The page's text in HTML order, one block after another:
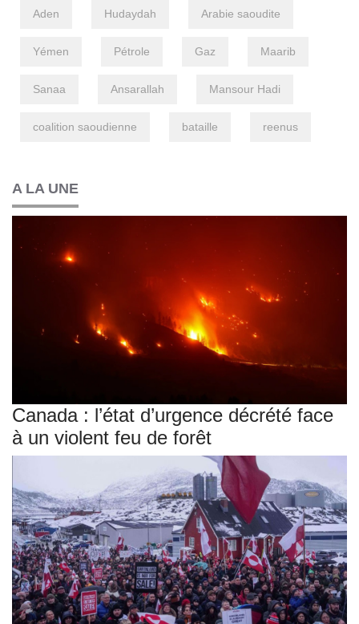
Aden Hudaydah Arabie saoudite
Yémen Pétrole Gaz Maarib
Sanaa Ansarallah Mansour Hadi
coalition saoudienne bataille reenus
A LA UNE
Canada : l’état d’urgence décrété face
à un violent feu de forêt